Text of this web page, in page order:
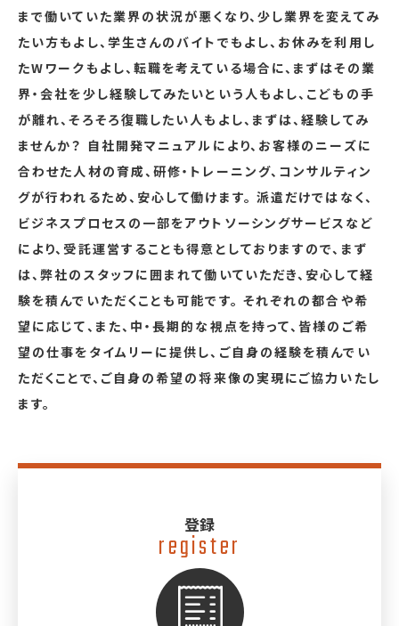
まで働いていた業界の状況が悪くなり、少し業界を変えてみ
たい方もよし、学生さんのバイトでもよし、お休みを利用し
たWワークもよし、転職を考えている場合に、まずはその業
界・会社を少し経験してみたいという人もよし、こどもの手
が離れ、そろそろ復職したい人もよし、まずは、経験してみ
ませんか？ 自社開発マニュアルにより、お客様のニーズに
合わせた人材の育成、研修・トレーニング、コンサルティン
グが行われるため、安心して働けます。 派遣だけではなく、
ビジネスプロセスの一部をアウトソーシングサービスなど
により、受託運営することも得意としておりますので、まず
は、弊社のスタッフに囲まれて働いていただき、安心して経
験を積んでいただくことも可能です。 それぞれの都合や希
望に応じて、また、中・長期的な視点を持って、皆様のご希
望の仕事をタイムリーに提供し、ご自身の経験を積んでい
ただくことで、ご自身の希望の将来像の実現にご協力いたし
ます。
登録
register